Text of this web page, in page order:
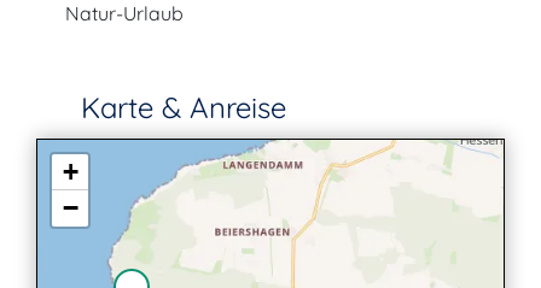
Natur-Urlaub
Karte & Anreise
+
−